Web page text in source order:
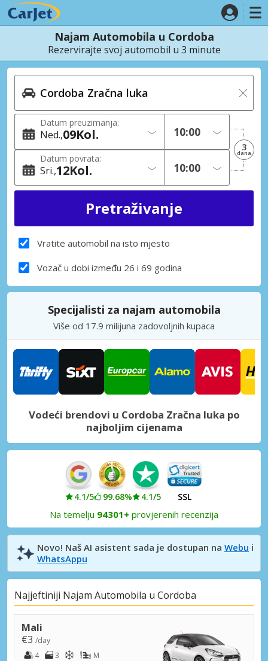
Najam Automobila u Cordoba
Rezervirajte svoj automobil u 3 minute
Datum preuzimanja:
Ned. 09Kol.
Datum povrata:
Sri. 12Kol.
3
dana
Vratite automobil na isto mjesto
Vozač u dobi između 26 i 69 godina
Specijalisti za najam automobila
Više od 17.9 milijuna zadovoljnih kupaca
Vodeći brendovi u Cordoba Zračna luka po
najboljim cijenama
4.1/5 99.68% 4.1/5 SSL
Na temelju 94301+ provjerenih recenzija
Novo! Naš AI asistent sada je dostupan na Webu i
WhatsAppu
Najjeftiniji Najam Automobila u Cordoba
Mali
€3 /day
4
3 M